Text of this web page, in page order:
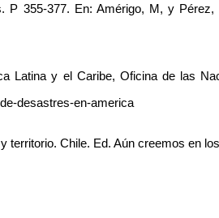
355-377. En: Amérigo, M, y
Latina y el Caribe, Oficina de las
desastres-en-america
territorio. Chile. Ed. Aún creemos en